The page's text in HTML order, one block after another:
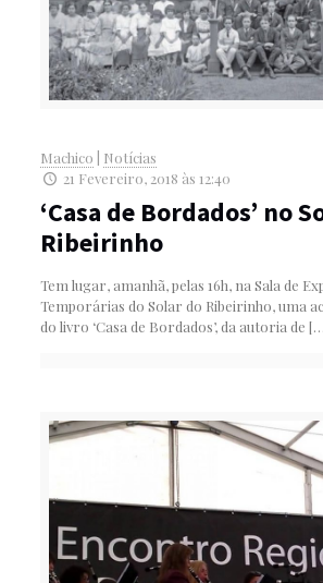
Machico
Notícias
21 Fevereiro, 2018 às 12:40
‘Casa de Bordados’ no
Ribeirinho
Tem lugar, amanhã, pelas 16h, na Sala de
Temporárias do Solar do Ribeirinho, uma
do livro ‘Casa de Bordados’, da autoria de